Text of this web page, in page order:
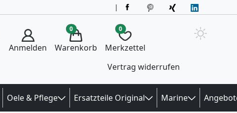
|
Anmelden
0
Warenkorb
0
Merkzettel
Vertrag widerrufen
Oele & Pflege Ersatzteile Original Marine